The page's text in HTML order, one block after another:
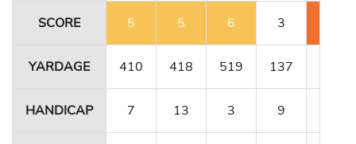
SCORE 5 5 6 3
YARDAGE 410 418 519 137
HANDICAP 7 13 3 9